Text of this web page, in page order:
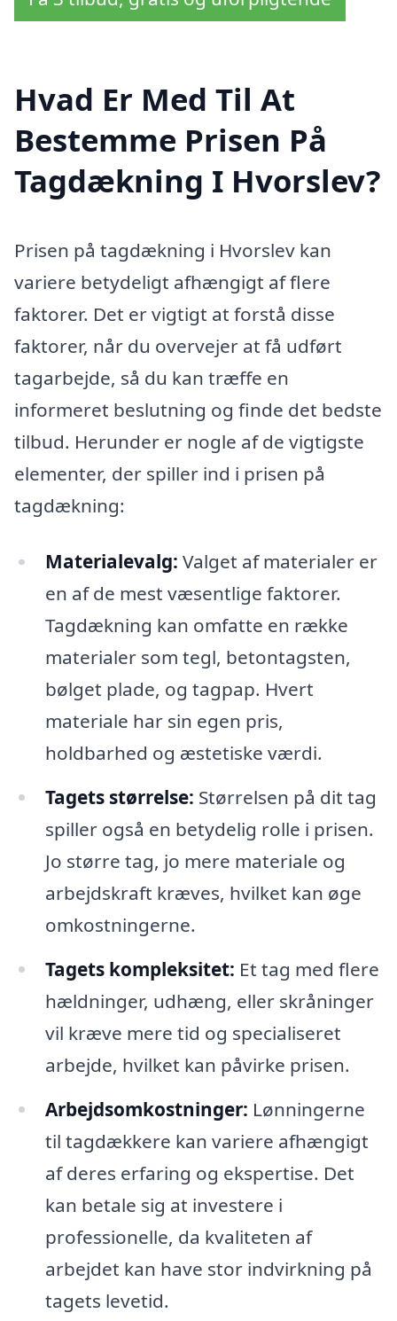
Hvad Er Med Til At
Bestemme Prisen På
Tagdækning I Hvorslev?
Prisen på tagdækning i Hvorslev kan
variere betydeligt afhængigt af flere
faktorer. Det er vigtigt at forstå disse
faktorer, når du overvejer at få udført
tagarbejde, så du kan træffe en
informeret beslutning og finde det bedste
tilbud. Herunder er nogle af de vigtigste
elementer, der spiller ind i prisen på
tagdækning:
Materialevalg: Valget af materialer er
en af de mest væsentlige faktorer.
Tagdækning kan omfatte en række
materialer som tegl, betontagsten,
bølget plade, og tagpap. Hvert
materiale har sin egen pris,
holdbarhed og æstetiske værdi.
Tagets størrelse: Størrelsen på dit tag
spiller også en betydelig rolle i prisen.
Jo større tag, jo mere materiale og
arbejdskraft kræves, hvilket kan øge
omkostningerne.
Tagets kompleksitet: Et tag med flere
hældninger, udhæng, eller skråninger
vil kræve mere tid og specialiseret
arbejde, hvilket kan påvirke prisen.
Arbejdsomkostninger: Lønningerne
til tagdækkere kan variere afhængigt
af deres erfaring og ekspertise. Det
kan betale sig at investere i
professionelle, da kvaliteten af
arbejdet kan have stor indvirkning på
tagets levetid.